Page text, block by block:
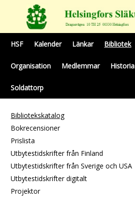
HSF Kalender Länkar Bibliotek
Organisation Medlemmar Historia
Soldattorp
Bibliotekskatalog
Bokrecensioner
Prislista
Utbytestidskrifter från Finland
Utbytestidskrifter från Sverige och USA
Utbytestidskrifter digitalt
Projektor